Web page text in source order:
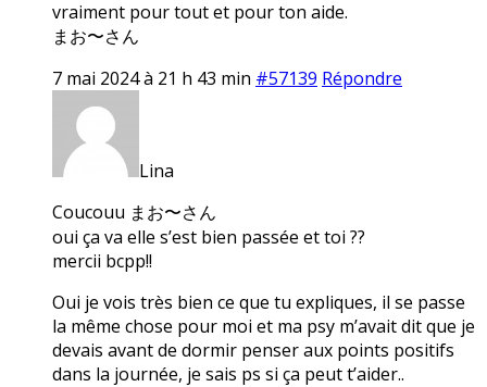
vraiment pour tout et pour ton aide.
まお〜さん
7 mai 2024 à 21 h 43 min #57139 Répondre
Lina
Coucouu まお〜さん
oui ça va elle s’est bien passée et toi ??
mercii bcpp!!
Oui je vois très bien ce que tu expliques, il se passe
la même chose pour moi et ma psy m’avait dit que je
devais avant de dormir penser aux points positifs
dans la journée, je sais ps si ça peut t’aider..